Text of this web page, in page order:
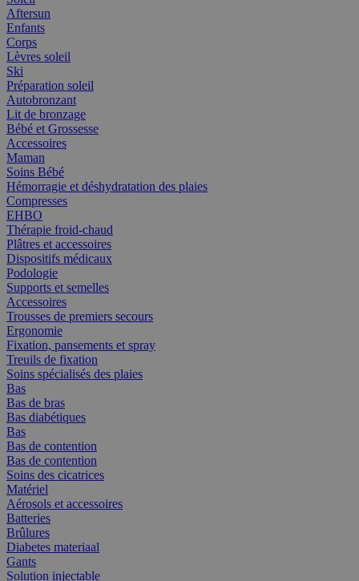
Aftersun
Enfants
Corps
Lèvres soleil
Ski
Préparation soleil
Autobronzant
Lit de bronzage
Bébé et Grossesse
Accessoires
Maman
Soins Bébé
Hémorragie et déshydratation des plaies
Compresses
EHBO
Thérapie froid-chaud
Plâtres et accessoires
Dispositifs médicaux
Podologie
Supports et semelles
Accessoires
Trousses de premiers secours
Ergonomie
Fixation, pansements et spray
Treuils de fixation
Soins spécialisés des plaies
Bas
Bas de bras
Bas diabétiques
Bas
Bas de contention
Bas de contention
Soins des cicatrices
Matériel
Aérosols et accessoires
Batteries
Brûlures
Diabetes materiaal
Gants
Solution injectable